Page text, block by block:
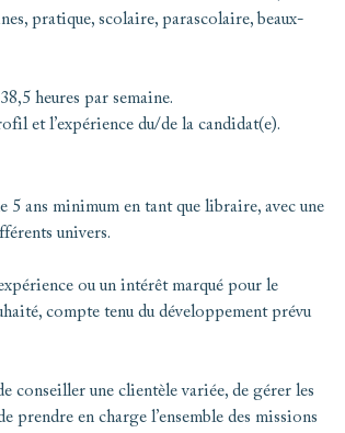
pratique, scolaire, parascolaire, beaux-
heures par semaine.
et l’expérience du/de la candidat(e).
ans minimum en tant que libraire, avec une
univers.
ou un intérêt marqué pour le
compte tenu du développement prévu
conseiller une clientèle variée, de gérer les
en charge l’ensemble des missions